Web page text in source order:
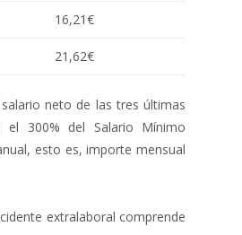
16,21€
21,62€
neto de las tres últimas
el 300% del Salario Mínimo
esto es, importe mensual
extralaboral comprende